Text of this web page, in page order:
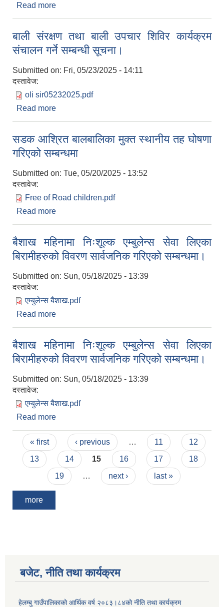
Read more
बाली संरक्षण तथा बाली उपचार शिविर कार्यक्रम
संचालन गर्ने सम्बन्धी सूचना।
Submitted on: Fri, 05/23/2025 - 14:11
दस्तावेज:
oli sir05232025.pdf
Read more
सडक आश्रित बालबालिका मुक्त स्थानीय तह घोषणा
गरिएको सम्बन्धमा
Submitted on: Tue, 05/20/2025 - 13:52
दस्तावेज:
Free of Road children.pdf
Read more
बैशाख महिनामा निःशूल्क एम्बुलेन्स सेवा लिएका
बिरामीहरुको विवरण सार्वजनिक गरिएको सम्बन्धमा।
Submitted on: Sun, 05/18/2025 - 13:39
दस्तावेज:
एम्बुलेन्स बैशाख.pdf
Read more
बैशाख महिनामा निःशूल्क एम्बुलेन्स सेवा लिएका
बिरामीहरुको विवरण सार्वजनिक गरिएको सम्बन्धमा।
Submitted on: Sun, 05/18/2025 - 13:39
दस्तावेज:
एम्बुलेन्स बैशाख.pdf
Read more
Pages
« first ‹ previous … 11
12
13
14 15 16 17
18
19
… next › last »
more
बजेट, नीति तथा कार्यक्रम
हेलम्बु गाउँपालिकाको आर्थिक वर्ष २०८३।८४को नीति तथा कार्यक्रम